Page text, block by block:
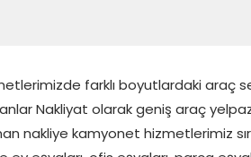
farklı boyutlardaki araç
Nakliyat olarak geniş araç
nakliye kamyonet hizmetlerimiz